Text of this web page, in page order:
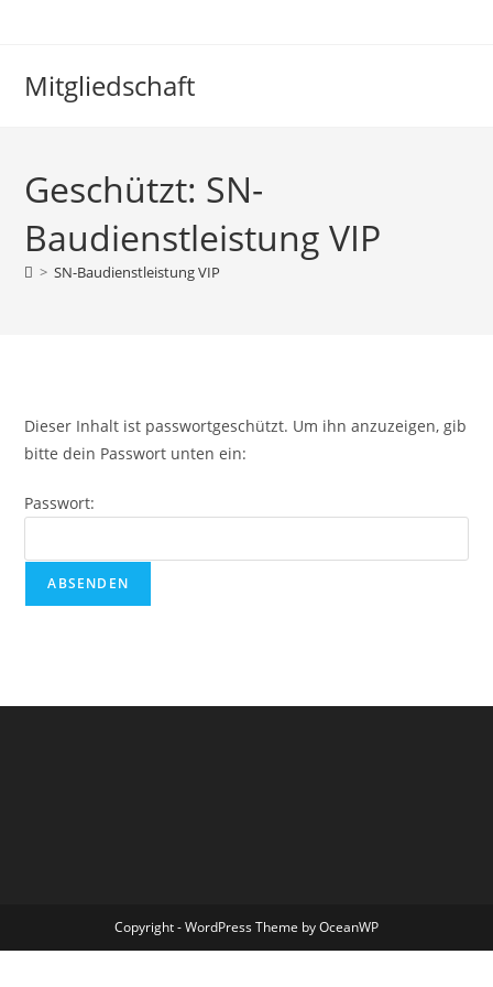
Mitgliedschaft
Geschützt: SN-
Baudienstleistung VIP
> SN-Baudienstleistung VIP
Dieser Inhalt ist passwortgeschützt. Um ihn anzuzeigen, gib
bitte dein Passwort unten ein:
Passwort:
Copyright - WordPress Theme by OceanWP